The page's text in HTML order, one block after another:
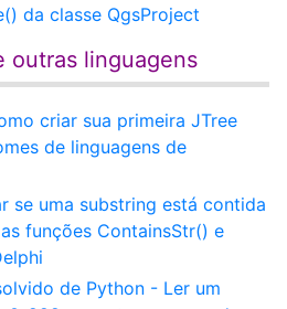
da classe QgsProject
outras linguagens
criar sua primeira JTree
de linguagens de
se uma substring está contida
funções ContainsStr() e
de Python - Ler um